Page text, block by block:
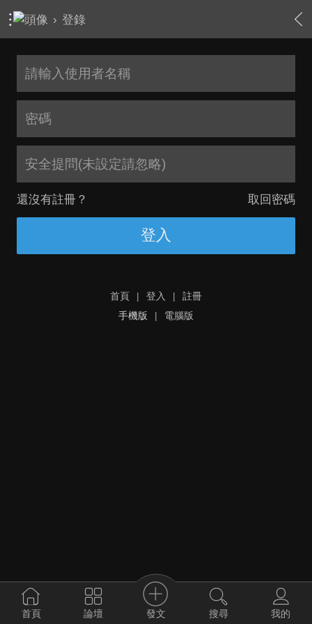
› 登錄
安全提問(未設定請忽略)
還沒有註冊？ 取回密碼
登入
首頁 | 登入 |
註冊
手機版
| 電腦版
首頁 論壇 發文 搜尋 我的